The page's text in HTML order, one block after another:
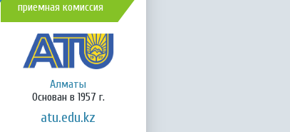
приемная комиссия
Алматы
Основан в 1957 г.
atu.edu.kz